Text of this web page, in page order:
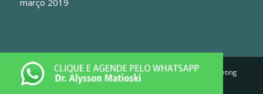
março 2019
© Copyright - Cirurgia Plastica Curitiba - Desenvolvido por:
Marketing
Doctor - Site Médico